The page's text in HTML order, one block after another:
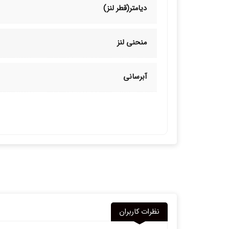
دیامتر(قطر لنز)
منحنی لنز
آبرسانی
نظرات کاربران